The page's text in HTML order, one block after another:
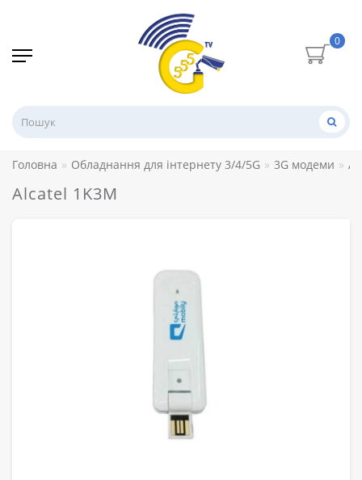
0
Головна Обладнання для інтернету 3/4/5G 3G модеми
Alcatel 1K3M